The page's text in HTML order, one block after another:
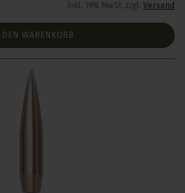
inkl. 19% MwSt. zzgl. Versand
DEN WARENKORB